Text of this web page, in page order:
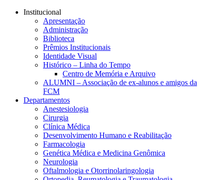
Conteúdo principal
Institucional
Apresentação
Administração
Biblioteca
Prêmios Institucionais
Identidade Visual
Histórico – Linha do Tempo
Centro de Memória e Arquivo
ALUMNI – Associação de ex-alunos e amigos da
FCM
Departamentos
Anestesiologia
Cirurgia
Clínica Médica
Desenvolvimento Humano e Reabilitação
Farmacologia
Genética Médica e Medicina Genômica
Neurologia
Oftalmologia e Otorrinolaringologia